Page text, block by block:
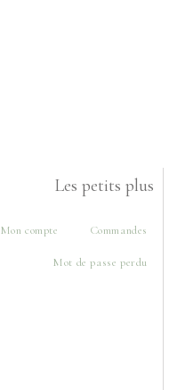
Les petits plus
Mon compte Commandes
Mot de passe perdu